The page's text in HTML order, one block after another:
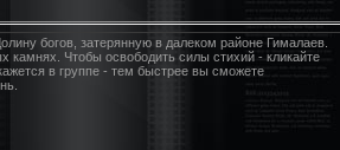
богов, затерянную в далеком районе Гималаев.
камнях. Чтобы освободить силы стихий - кликайте
в группе - тем быстрее вы сможете